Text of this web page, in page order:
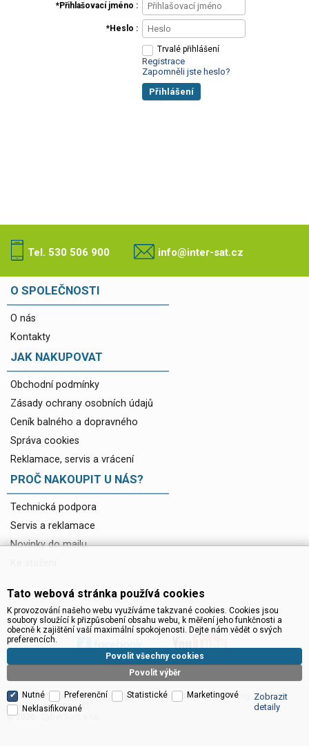
Přihlašovací jméno
Heslo
Trvalé přihlášení
Registrace
Zapomněli jste heslo?
Přihlášení
Tel. 530 506 900 info@inter-sat.cz
O SPOLEČNOSTI
O nás
Kontakty
JAK NAKUPOVAT
Obchodní podmínky
Zásady ochrany osobních údajů
Ceník balného a dopravného
Správa cookies
Reklamace, servis a vrácení
PROČ NAKOUPIT U NÁS?
Technická podpora
Servis a reklamace
Novinky do mailu
Satelitní technika - satelitní přijímače a komplety, set top boxy, dvb-t
technika :: INTER SAT
© 2026
Tato webová stránka používá cookies
K provozování našeho webu využíváme takzvané cookies. Cookies jsou
soubory sloužící k přizpůsobení obsahu webu, k měření jeho funkčnosti a
obecně k zajištění vaší maximální spokojenosti. Dejte nám vědět o svých
preferencích.
Povolit výběr
Povolit všechny cookies
Nutné Preferenční Statistické
Marketingové
Neklasifikované
Zobrazit
detaily